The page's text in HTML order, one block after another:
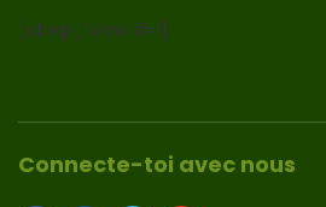
[sibwp_form id=1]
Connecte-toi avec nous